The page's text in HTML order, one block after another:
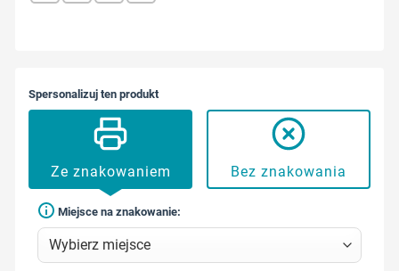
Spersonalizuj ten produkt
Ze znakowaniem Bez znakowania
Miejsce na znakowanie: